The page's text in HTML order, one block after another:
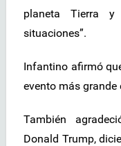
planeta Tierra
situaciones”.
Infantino afirmó
evento más grande
También
Donald Trump,